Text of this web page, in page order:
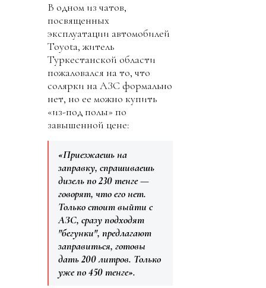
В одном из чатов,
посвященных
эксплуатации автомобилей
Toyota, житель
Туркестанской области
пожаловался на то, что
солярки на АЗС формально
нет, но ее можно купить
«из-под полы» по
завышенной цене:
«Приезжаешь на
заправку, спрашиваешь
дизель по 230 тенге —
говорят, что его нет.
Только стоит выйти с
АЗС, сразу подходят
"бегунки", предлагают
заправиться, готовы
дать 200 литров. Только
уже по 450 тенге».